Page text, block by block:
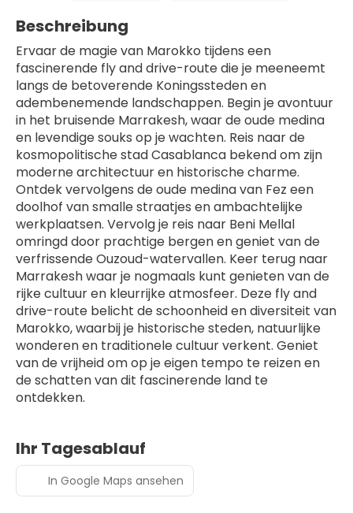
Beschreibung
Ervaar de magie van Marokko tijdens een
fascinerende fly and drive-route die je meeneemt
langs de betoverende Koningssteden en
adembenemende landschappen. Begin je avontuur
in het bruisende Marrakesh, waar de oude medina
en levendige souks op je wachten. Reis naar de
kosmopolitische stad Casablanca bekend om zijn
moderne architectuur en historische charme.
Ontdek vervolgens de oude medina van Fez een
doolhof van smalle straatjes en ambachtelijke
werkplaatsen. Vervolg je reis naar Beni Mellal
omringd door prachtige bergen en geniet van de
verfrissende Ouzoud-watervallen. Keer terug naar
Marrakesh waar je nogmaals kunt genieten van de
rijke cultuur en kleurrijke atmosfeer. Deze fly and
drive-route belicht de schoonheid en diversiteit van
Marokko, waarbij je historische steden, natuurlijke
wonderen en traditionele cultuur verkent. Geniet
van de vrijheid om op je eigen tempo te reizen en
de schatten van dit fascinerende land te
ontdekken.
Ihr Tagesablauf
In Google Maps ansehen